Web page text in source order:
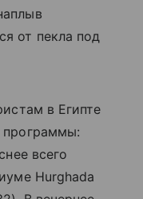
от пекла под
в Египте
программы:
всего
Hurghada